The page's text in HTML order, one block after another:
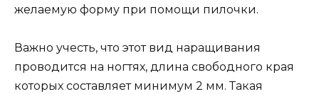
желаемую форму при помощи пилочки.
Важно учесть, что этот вид наращивания
проводится на ногтях, длина свободного края
которых составляет минимум 2 мм. Такая